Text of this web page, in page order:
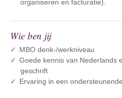
organiseren en facturatie).
Wie ben jij
MBO denk-/werkniveau
Goede kennis van Nederlands
geschrift
Ervaring in een